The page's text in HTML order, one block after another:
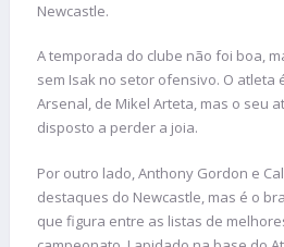
Newcastle.
A temporada do clube não foi boa,
sem Isak no setor ofensivo. O atleta
Arsenal, de Mikel Arteta, mas o seu
disposto a perder a joia.
Por outro lado, Anthony Gordon e
destaques do Newcastle, mas é o
que figura entre as listas de